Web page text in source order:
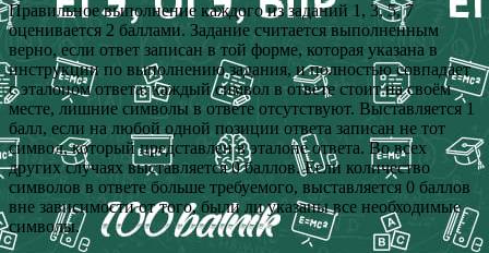
Правильное выполнение каждого из заданий 1, 3, 5, 7
оценивается 2 баллами. Задание считается выполненным
верно, если ответ записан в той форме, которая указана в
инструкции по выполнению задания, и полностью совпадает
с эталоном ответа: каждый символ в ответе стоит на своём
месте, лишние символы в ответе отсутствуют. Выставляется 1
балл, если на любой одной позиции ответа записан не тот
символ, который представлен в эталоне ответа. Во всех
других случаях выставляется 0 баллов. Если количество
символов в ответе больше требуемого, выставляется 0 баллов
вне зависимости от того, были ли указаны все необходимые
символы.